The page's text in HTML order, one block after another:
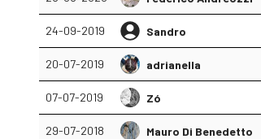
24-09-2019 Sandro
20-07-2019 adrianella
07-07-2019 Zó
29-07-2018 Mauro Di Benedetto